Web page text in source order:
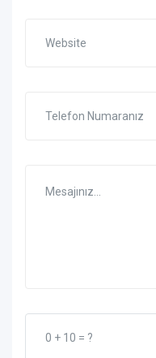
Website
Telefon Numaranız
Mesajınız...